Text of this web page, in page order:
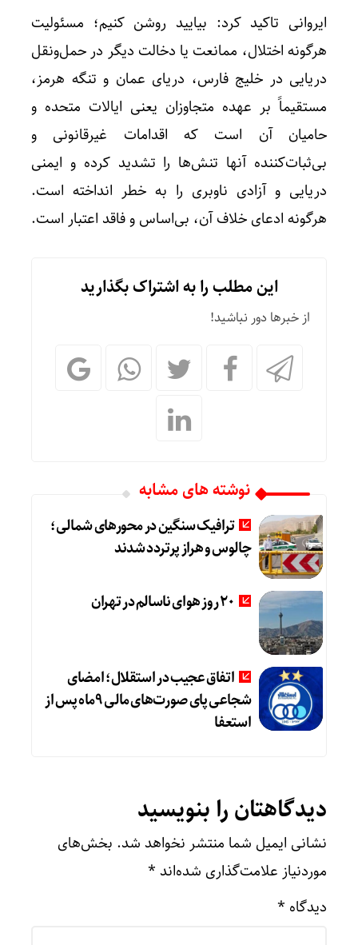
ایروانی تاکید کرد: بیایید روشن کنیم؛ مسئولیت
هرگونه اختلال، ممانعت یا دخالت دیگر در حمل‌ونقل
دریایی در خلیج فارس، دریای عمان و تنگه هرمز،
مستقیماً بر عهده متجاوزان یعنی ایالات متحده و
حامیان آن است که اقدامات غیرقانونی و
بی‌ثبات‌کننده آنها تنش‌ها را تشدید کرده و ایمنی
دریایی و آزادی ناوبری را به خطر انداخته است.
هرگونه ادعای خلاف آن، بی‌اساس و فاقد اعتبار است.
این مطلب را به اشتراک بگذارید
از خبرها دور نباشید!
نوشته های مشابه
ترافیک سنگین در محورهای شمالی؛
چالوس و هراز پرتردد شدند
20 روز هوای ناسالم در تهران
اتفاق عجیب در استقلال؛ امضای
شجاعی پای صورت‌های مالی ٩ماه پس از
استعفا
دیدگاهتان را بنویسید
نشانی ایمیل شما منتشر نخواهد شد. بخش‌های
موردنیاز علامت‌گذاری شده‌اند *
دیدگاه *